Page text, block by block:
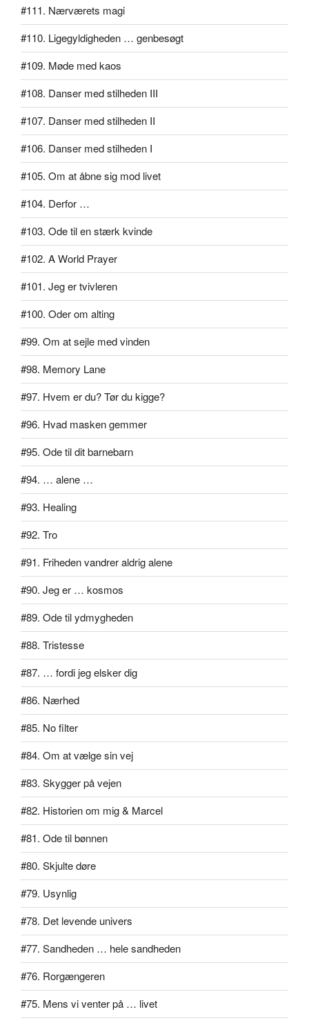
#111. Nærværets magi
#110. Ligegyldigheden … genbesøgt
#109. Møde med kaos
#108. Danser med stilheden III
#107. Danser med stilheden II
#106. Danser med stilheden I
#105. Om at åbne sig mod livet
#104. Derfor …
#103. Ode til en stærk kvinde
#102. A World Prayer
#101. Jeg er tvivleren
#100. Oder om alting
#99. Om at sejle med vinden
#98. Memory Lane
#97. Hvem er du? Tør du kigge?
#96. Hvad masken gemmer
#95. Ode til dit barnebarn
#94. … alene …
#93. Healing
#92. Tro
#91. Friheden vandrer aldrig alene
#90. Jeg er … kosmos
#89. Ode til ydmygheden
#88. Tristesse
#87. … fordi jeg elsker dig
#86. Nærhed
#85. No filter
#84. Om at vælge sin vej
#83. Skygger på vejen
#82. Historien om mig & Marcel
#81. Ode til bønnen
#80. Skjulte døre
#79. Usynlig
#78. Det levende univers
#77. Sandheden … hele sandheden
#76. Rorgængeren
#75. Mens vi venter på … livet